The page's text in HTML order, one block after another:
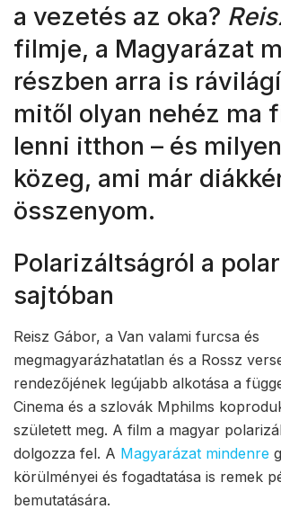
a vezetés az oka?
filmje, a Magyarázat
részben arra is
mitől olyan nehéz ma
lenni itthon – és
közeg, ami már
összenyom.
Polarizáltságról a
sajtóban
Reisz Gábor, a Van valami furcsa és
megmagyarázhatatlan és a Rossz
rendezőjének legújabb alkotása a
Cinema és a szlovák Mphilms
született meg. A film a magyar
dolgozza fel. A Magyarázat mindenre
körülményei és fogadtatása is remek
bemutatására.